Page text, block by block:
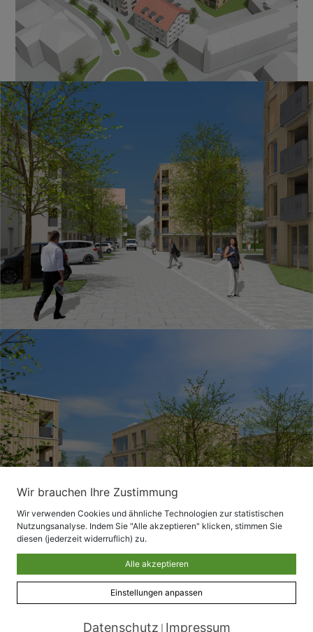
Wir brauchen Ihre Zustimmung
Wir verwenden Cookies und ähnliche Technologien zur statistischen
Nutzungsanalyse. Indem Sie "Alle akzeptieren" klicken, stimmen Sie
diesen (jederzeit widerruflich) zu.
Alle akzeptieren
Einstellungen anpassen
Datenschutz Impressum